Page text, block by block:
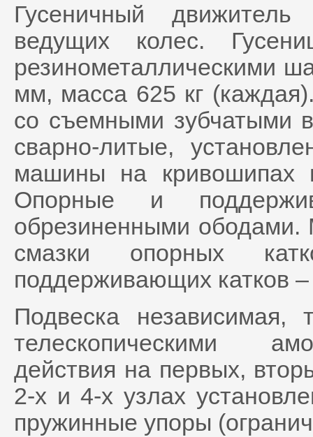
Гусеничный
ведущих колес.
резинометаллическими
мм, масса 625 кг
со съемными зубчатыми
сварно-литые,
машины на кривошипах
Опорные и
обрезиненными ободами.
смазки опорных
поддерживающих катков
Подвеска независимая,
телескопическими
действия на первых,
2-х и 4-х узлах
пружинные упоры